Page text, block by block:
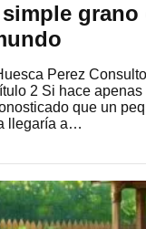
grano
Perez
2 Si hace
que un
llegaría a…